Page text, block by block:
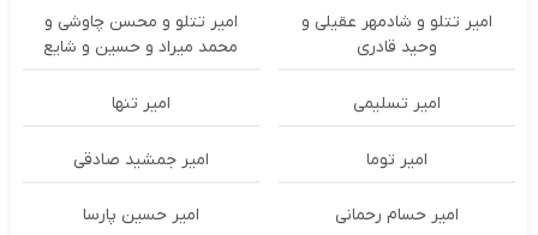
امیر تتلو و شادمهر عقیلی و
وحید قادری
امیر تتلو و محسن چاوشی و
محمد میراد و حسین و شایع
امیر تسلیمی امیر تنها
امیر توما امیر جمشید صادقی
امیر حسام رحمانی امیر حسین پارسا